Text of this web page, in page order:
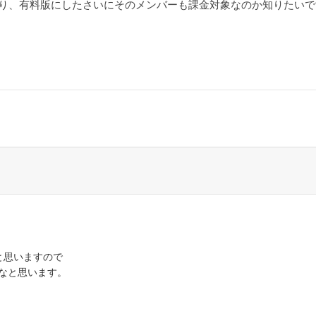
有料版にしたさいにそのメンバーも課金対象なのか知りたいで
思いますので
と思います。